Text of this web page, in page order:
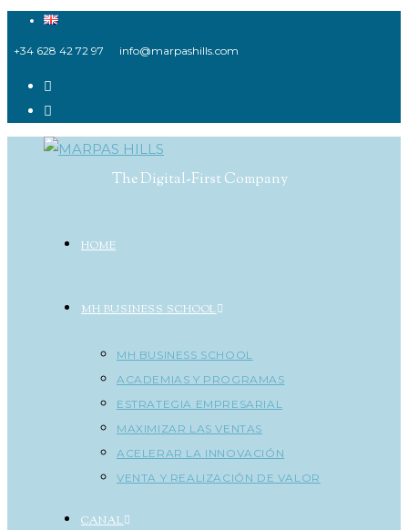
al
+34 628 42 72 97 info@marpashills.com
The Digital-First Company
HOME
MH BUSINESS SCHOOL
MH BUSINESS SCHOOL
ACADEMIAS Y PROGRAMAS
ESTRATEGIA EMPRESARIAL
MAXIMIZAR LAS VENTAS
ACELERAR LA INNOVACIÓN
VENTA Y REALIZACIÓN DE VALOR
CANAL